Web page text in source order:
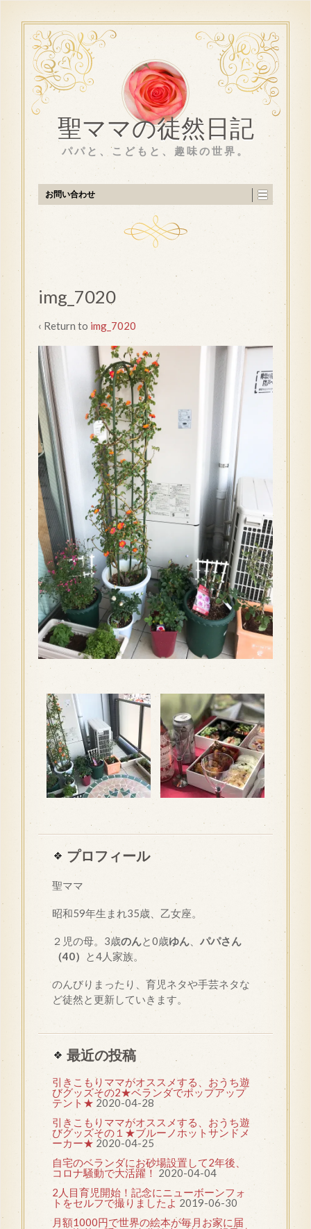
聖ママの徒然日記
パパと、こどもと、趣味の世界。
お問い合わせ
img_7020
‹ Return to img_7020
プロフィール
聖ママ
昭和59年生まれ35歳、乙女座。
２児の母。3歳のんと0歳ゆん
パパさん
（40）
と4人家族。
のんびりまったり、育児ネタや手芸ネタな
ど徒然と更新していきます。
最近の投稿
引きこもりママがオススメする、おうち遊
びグッズその2★ベランダでポップアップ
テント★ 2020-04-28
引きこもりママがオススメする、おうち遊
びグッズその１★ブルーノホットサンドメ
ーカー★ 2020-04-25
自宅のベランダにお砂場設置して2年後、
コロナ騒動で大活躍！ 2020-04-04
2人目育児開始！記念にニューボーンフォ
トをセルフで撮りましたよ 2019-06-30
月額1000円で世界の絵本が毎月お家に届